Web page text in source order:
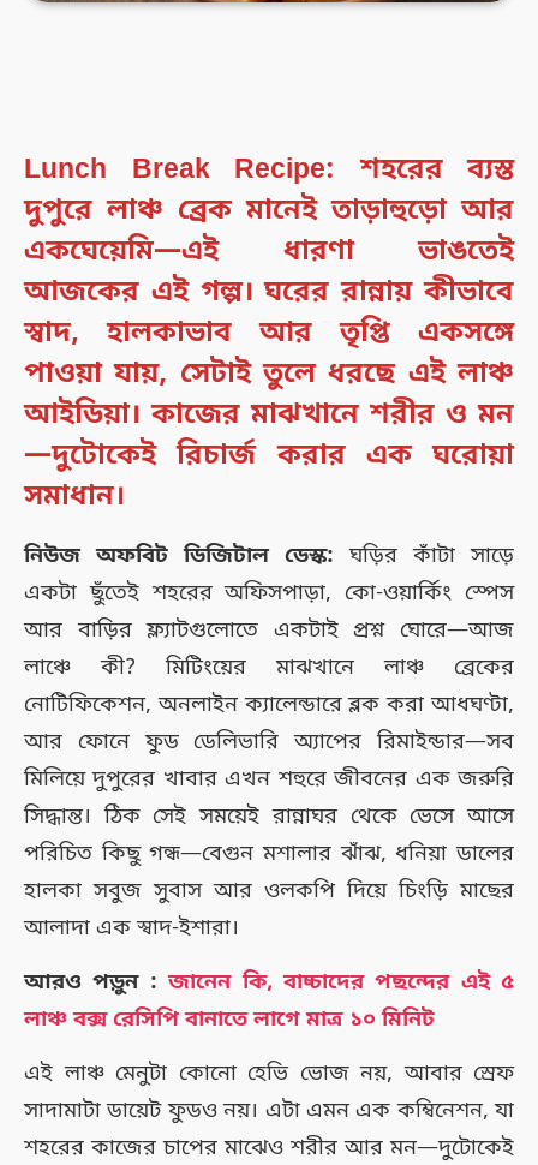
Lunch Break Recipe: শহরের ব্যস্ত
দুপুরে লাঞ্চ ব্রেক মানেই তাড়াহুড়ো আর
একঘেয়েমি—এই ধারণা ভাঙতেই
আজকের এই গল্প। ঘরের রান্নায় কীভাবে
স্বাদ, হালকাভাব আর তৃপ্তি একসঙ্গে
পাওয়া যায়, সেটাই তুলে ধরছে এই লাঞ্চ
আইডিয়া। কাজের মাঝখানে শরীর ও মন
—দুটোকেই রিচার্জ করার এক ঘরোয়া
সমাধান।
নিউজ অফবিট ডিজিটাল ডেস্ক: ঘড়ির কাঁটা সাড়ে
একটা ছুঁতেই শহরের অফিসপাড়া, কো-ওয়ার্কিং স্পেস
আর বাড়ির ফ্ল্যাটগুলোতে একটাই প্রশ্ন ঘোরে—আজ
লাঞ্চে কী? মিটিংয়ের মাঝখানে লাঞ্চ ব্রেকের
নোটিফিকেশন, অনলাইন ক্যালেন্ডারে ব্লক করা আধঘণ্টা,
আর ফোনে ফুড ডেলিভারি অ্যাপের রিমাইন্ডার—সব
মিলিয়ে দুপুরের খাবার এখন শহুরে জীবনের এক জরুরি
সিদ্ধান্ত। ঠিক সেই সময়েই রান্নাঘর থেকে ভেসে আসে
পরিচিত কিছু গন্ধ—বেগুন মশালার ঝাঁঝ, ধনিয়া ডালের
হালকা সবুজ সুবাস আর ওলকপি দিয়ে চিংড়ি মাছের
আলাদা এক স্বাদ-ইশারা।
আরও পড়ুন : জানেন কি, বাচ্চাদের পছন্দের এই ৫
লাঞ্চ বক্স রেসিপি বানাতে লাগে মাত্র ১০ মিনিট
এই লাঞ্চ মেনুটা কোনো হেভি ভোজ নয়, আবার স্রেফ
সাদামাটা ডায়েট ফুডও নয়। এটা এমন এক কম্বিনেশন, যা
শহরের কাজের চাপের মাঝেও শরীর আর মন—দুটোকেই